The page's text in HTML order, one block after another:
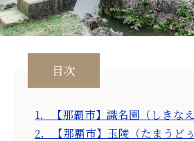
目次
1．【那覇市】識名園（しきなえ
2．【那覇市】玉陵（たまうどぅ